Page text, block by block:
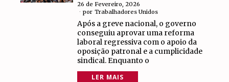
26 de Fevereiro, 2026
por Trabalhadores Unidos
Após a greve nacional, o governo
conseguiu aprovar uma reforma
laboral regressiva com o apoio da
oposição patronal e a cumplicidade
sindical. Enquanto o
LER MAIS